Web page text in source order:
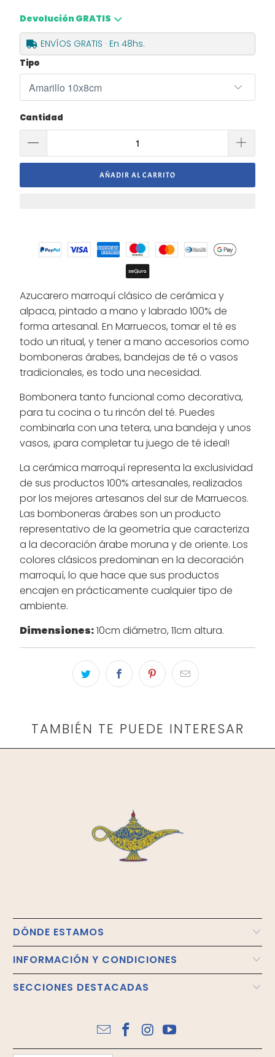
Devolución GRATIS
ENVÍOS GRATIS · En 48hs.
Tipo
Cantidad
AÑADIR AL CARRITO
Azucarero marroquí clásico de cerámica y
alpaca, pintado a mano y labrado 100% de
forma artesanal. En Marruecos, tomar el té es
todo un ritual, y tener a mano accesorios como
bomboneras árabes, bandejas de té o vasos
tradicionales, es todo una necesidad.
Bombonera tanto funcional como decorativa,
para tu cocina o tu rincón del té. Puedes
combinarla con una tetera, una bandeja y unos
vasos, ¡para completar tu juego de té ideal!
La cerámica marroquí representa la exclusividad
de sus productos 100% artesanales, realizados
por los mejores artesanos del sur de Marruecos.
Las bomboneras árabes son un producto
representativo de la geometría que caracteriza
a la decoración árabe moruna y de oriente. Los
colores clásicos predominan en la decoración
marroquí, lo que hace que sus productos
encajen en prácticamente cualquier tipo de
ambiente.
Dimensiones:10cm diámetro, 11cm altura.
TAMBIÉN TE PUEDE INTERESAR
DÓNDE ESTAMOS
INFORMACIÓN Y CONDICIONES
SECCIONES DESTACADAS